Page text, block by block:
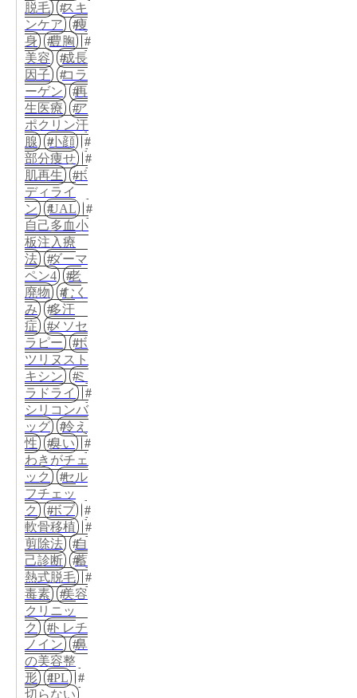
脱毛
スキ
ンケア
痩
身
豊胸
美容
成長
因子
コラ
ーゲン
再
生医療
ア
ポクリン汗
腺
小顔
部分痩せ
肌再生
ボ
ディライ
ン
UAL
自己多血小
板注入療
法
ダーマ
ペン4
老
廃物
むく
み
多汗
症
メソセ
ラピー
ボ
ツリヌスト
キシン
ミ
ラドライ
シリコンバ
ッグ
冷え
性
臭い
わきがチェ
ック
セル
フチェッ
ク
ボブ
軟骨移植
剪除法
自
己診断
蓄
熱式脱毛
毒素
美容
クリニッ
ク
トレチ
ノイン
鼻
の美容整
形
IPL
切らない